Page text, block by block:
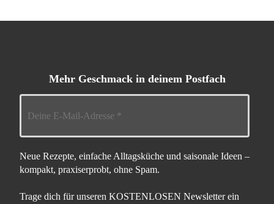
Mehr Geschmack in deinem Postfach
Neue Rezepte, einfache Alltagsküche und saisonale Ideen –
kompakt, praxiserprobt, ohne Spam.
Trage dich für unseren KOSTENLOSEN Newsletter ein